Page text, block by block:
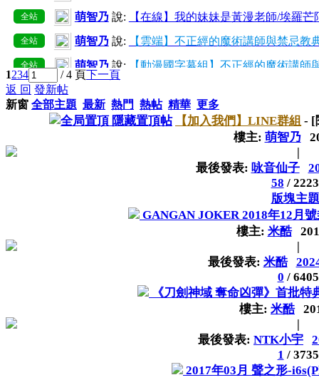
全站 萌智乃說: 【在線】我的妹妹是黃漫老師/埃羅
全站 萌智乃說: 【雲端】不正經的魔術講師與禁忌教
全站 萌智乃說: 【動漫國字幕組】不正經的魔術講師
全站
萌智乃說:【在線】愛麗絲與藏六【10】
【雲端】我的妹妹是黃漫老師/埃羅
【在線】我的妹妹是黃漫老師/埃羅
【雲端】不正經的魔術講師與禁忌教
1234 / 4 頁下一頁
返 回 發新帖
新窗 全部主題 最新 熱門 熱帖 精華 更多
隱藏置頂帖 【加入我們】LINE群組 - [
樓主: 萌智乃
最後發表: 咏音仙子
58 /
版塊主
GANGAN JOKER 2018年12月
樓主: 米酷
最後發表: 米酷
0 / 6405
《刀劍神域 奪命凶彈》首批特
樓主: 米酷
最後發表: NTK小宇
1 / 3735
2017年03月 聲之形-